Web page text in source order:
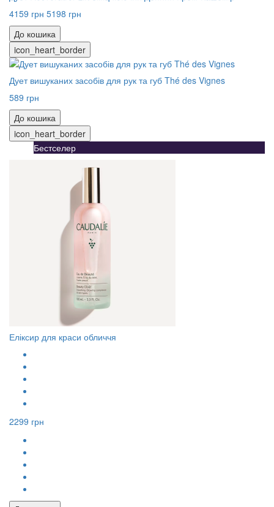
4159 грн 5198 грн
До кошика
icon_heart_border
Дует вишуканих засобів для рук та губ Thé des Vignes
589 грн
До кошика
icon_heart_border
Бестселер
Еліксир для краси обличчя
2299 грн